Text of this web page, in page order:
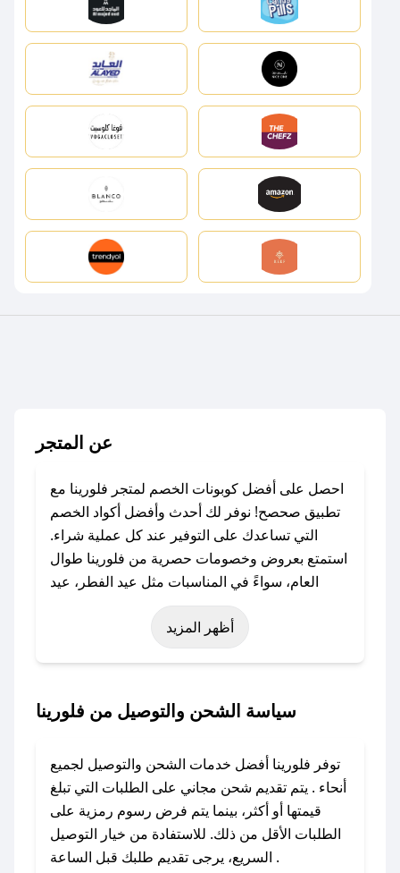
عن المتجر
احصل على أفضل كوبونات الخصم لمتجر فلورينا مع
تطبيق صحصح! نوفر لك أحدث وأفضل أكواد الخصم
التي تساعدك على التوفير عند كل عملية شراء.
استمتع بعروض وخصومات حصرية من فلورينا طوال
العام، سواءً في المناسبات مثل عيد الفطر، عيد
الأضحى، الجمعة البيضاء (شهر نوفمبر)، رمضان،
اليوم الوطني، يوم التأسيس، أو حتى عروض خاصة
باستخدام تطبيق صحصح، يمكنك العثور بسهولة على
تواصل معنا عبر تويتر أو البريد الإلكتروني لإضافته
بسرعة.
### كيفية استخدام كود خصم فلورينا؟
1. انسخ كود الخصم من تطبيق صحصح.
أظهر المزيد
سياسة الشحن والتوصيل من فلورينا
توفر فلورينا أفضل خدمات الشحن والتوصيل لجميع
أنحاء . يتم تقديم شحن مجاني على الطلبات التي تبلغ
قيمتها أو أكثر، بينما يتم فرض رسوم رمزية على
الطلبات الأقل من ذلك. للاستفادة من خيار التوصيل
السريع، يرجى تقديم طلبك قبل الساعة .